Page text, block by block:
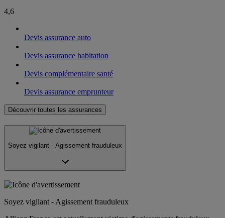
4,6
Devis assurance auto
Devis assurance habitation
Devis complémentaire santé
Devis assurance emprunteur
Découvrir toutes les assurances
Soyez vigilant - Agissement frauduleux
Soyez vigilant - Agissement frauduleux